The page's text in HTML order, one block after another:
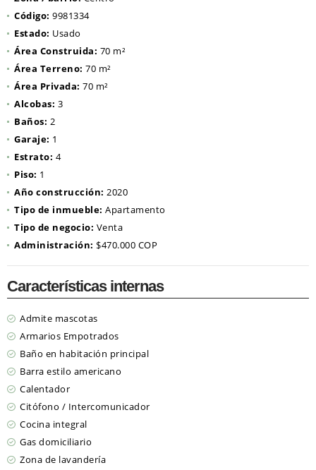
Código: 9981334
Estado: Usado
Área Construida: 70 m²
Área Terreno: 70 m²
Área Privada: 70 m²
Alcobas: 3
Baños: 2
Garaje: 1
Estrato: 4
Piso: 1
Año construcción: 2020
Tipo de inmueble: Apartamento
Tipo de negocio: Venta
Administración: $470.000 COP
Características internas
Admite mascotas
Armarios Empotrados
Baño en habitación principal
Barra estilo americano
Calentador
Citófono / Intercomunicador
Cocina integral
Gas domiciliario
Zona de lavandería